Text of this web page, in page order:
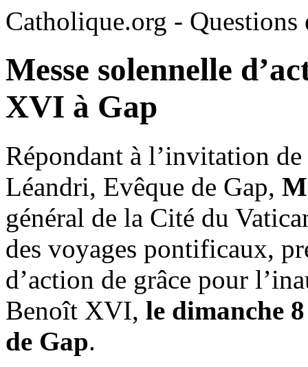
Catholique.org - Questions
Messe solennelle
XVI à Gap
Répondant à l’invitation
Léandri, Evêque de Gap,
général de la Cité du
des voyages pontificaux,
d’action de grâce pour
Benoît XVI, le dimanche
de Gap.